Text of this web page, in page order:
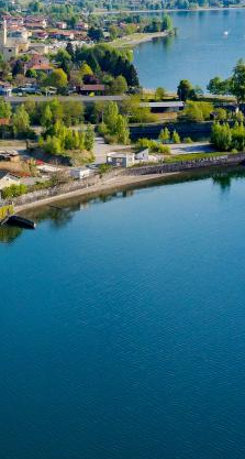
ègratuito e libero,
Non ci sono dei
trovare posto con
costeggiante il Lago
un’idea diGiovanni
volle creare un parco
Riviera Ligure
; ideò
oggi dominano i
e dalle varietà
in un susseguirsi di
e piccole cascate.
del Merlo
riserva
a tutti gli effetti un
mimetizzato tra